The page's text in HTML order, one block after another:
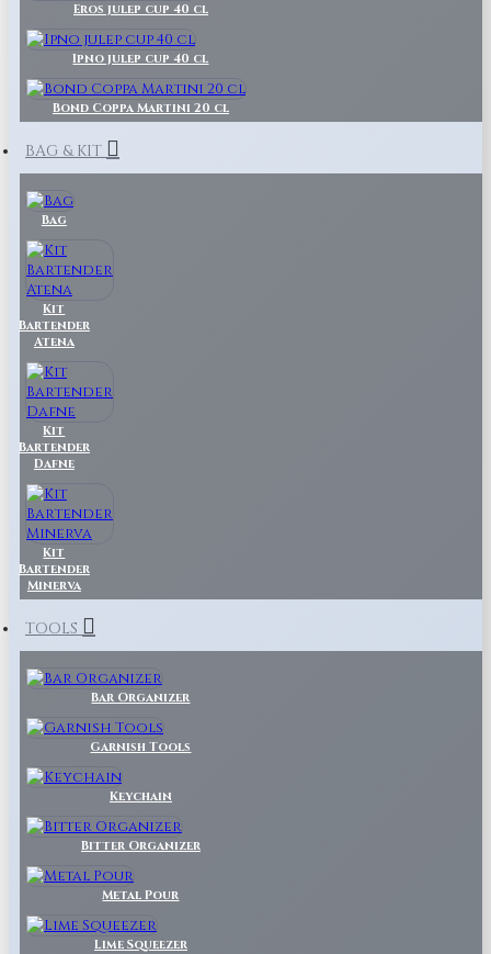
Eros julep cup 40 cl
Ipno julep cup 40 cl
Bond Coppa Martini 20 cl
BAG & KIT
Bag
Kit
Bartender
Atena
Kit
Bartender
Dafne
Kit
Bartender
Minerva
TOOLS
Bar Organizer
Garnish Tools
Keychain
Bitter Organizer
Metal Pour
Lime Squeezer